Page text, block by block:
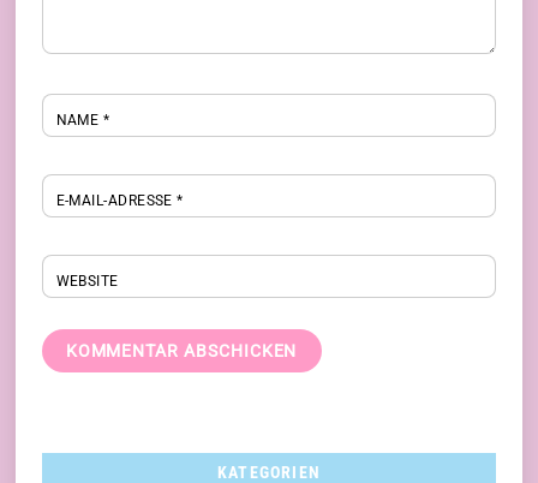
NAME *
E-MAIL-ADRESSE*
WEBSITE
KATEGORIEN